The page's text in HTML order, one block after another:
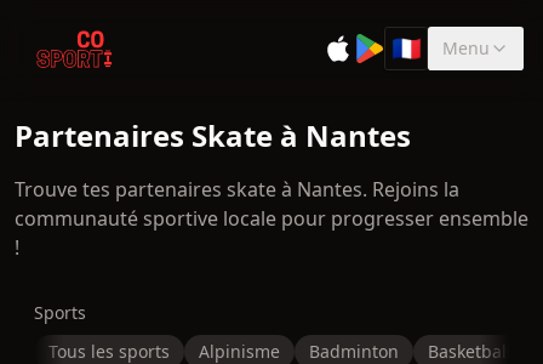
🇫🇷Sélectionner la
Menu
Partenaires Skate à Nantes
Trouve tes partenaires skate à Nantes. Rejoins la
communauté sportive locale pour progresser ensemble
!
Sports
Tous les sports
Alpinisme Badminton Basketball